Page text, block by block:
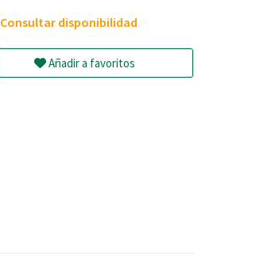
Consultar disponibilidad
Añadir a favoritos